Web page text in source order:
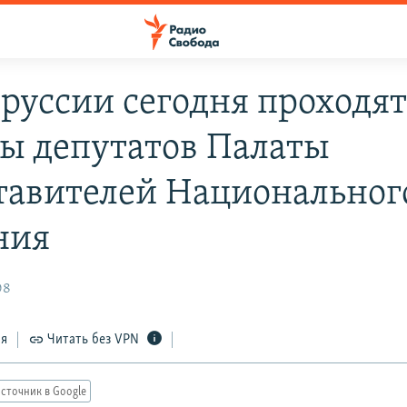
сегодня проходят
депутатов Палаты
Читать без VPN
в Google